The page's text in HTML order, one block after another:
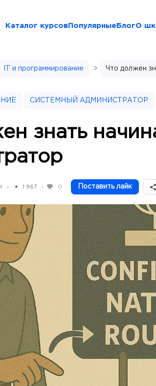
Каталог курсовПопулярные БлогО
IT и программирование > Что должен
СИСТЕМНЫЙ АДМИНИСТРАТОР
знать
• 1 967 • 0 Поставить лайк